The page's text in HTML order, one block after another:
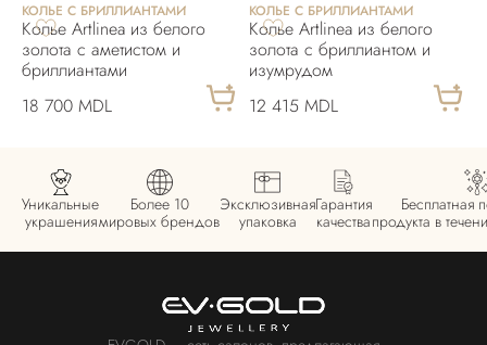
КОЛЬЕ С БРИЛЛИАНТАМИ
Колье Artlinea из белого
золота с аметистом и
бриллиантами
18 700 MDL
КОЛЬЕ С БРИЛЛИАНТАМИ
Колье Artlinea из белого
золота с бриллиантом и
изумрудом
12 415 MDL
Уникальные
украшения
Более 10
мировых брендов
Эксклюзивная
упаковка
Гарантия
качества
Бесплатная
продукта в